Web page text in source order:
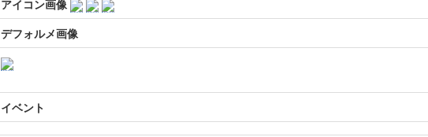
アイコン画像
デフォルメ画像
イベント